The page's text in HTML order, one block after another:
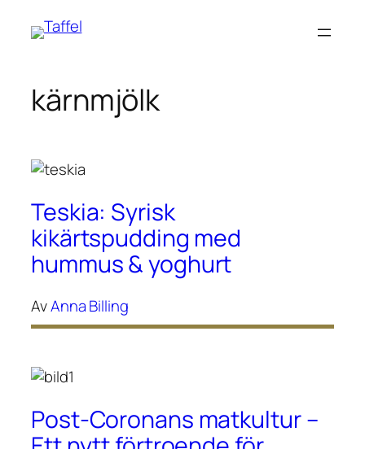
Hoppa
kärnmjölk
Teskia: Syrisk
kikärtspudding med
hummus & yoghurt
AvAnna Billing
Post-Coronans matkultur –